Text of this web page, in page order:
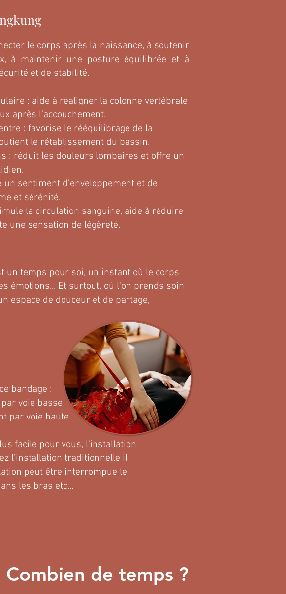
le corps après la naissance, à soutenir
à maintenir une posture équilibrée et à
et de stabilité.
: aide à réaligner la colonne vertébrale
après l’accouchement.
: favorise le rééquilibrage de la
le rétablissement du bassin.
: réduit les douleurs lombaires et offre un
sentiment d’enveloppement et de
et sérénité.
la circulation sanguine, aide à réduire
une sensation de légèreté.
un temps pour soi, un instant où le corps
émotions... Et surtout, où l'on prends soin
espace de douceur et de partage,
bandage :
voie basse
par voie haute
facile pour vous, l'installation
l'installation traditionnelle il
peut être interrompue le
les bras etc...
Combien de temps ?